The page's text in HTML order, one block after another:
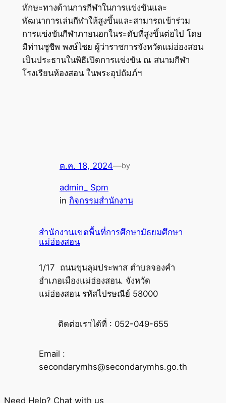
ทักษะทางด้านการกีฬาในการแข่งขันและ
พัฒนาการเล่นกีฬาให้สูงขึ้นและสามารถเข้าร่วม
การแข่งขันกีฬาภายนอกในระดับที่สูงขึ้นต่อไป โดย
มีท่านชูชีพ พงษ์ไชย ผู้ว่าราชการจังหวัดแม่ฮ่องสอน
เป็นประธานในพิธีเปิดการแข่งขัน ณ สนามกีฬา
โรงเรียนห้องสอน ในพระอุปถัมภ์ฯ
ต.ค. 18, 2024—by
admin_ Spm
in กิจกรรมสำนักงาน
สำนักงานเขตพื้นที่การศึกษามัธยมศึกษา
แม่ฮ่องสอน
1/17 ถนนขุนลุมประพาส ตำบลจองคำ
อำเภอเมืองแม่ฮ่องสอน. จังหวัด
แม่ฮ่องสอน รหัสไปรษณีย์ 58000
ติดต่อเราได้ที่ : 052-049-655
Email :
secondarymhs@secondarymhs.go.th
Need Help? Chat with us